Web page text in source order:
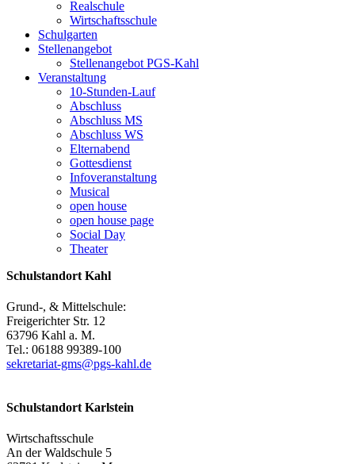
Realschule
Wirtschaftsschule
Schulgarten
Stellenangebot
Stellenangebot PGS-Kahl
Veranstaltung
10-Stunden-Lauf
Abschluss
Abschluss MS
Abschluss WS
Elternabend
Gottesdienst
Infoveranstaltung
Musical
open house
open house page
Social Day
Theater
Schulstandort Kahl
Grund-, & Mittelschule:
Freigerichter Str. 12
63796 Kahl a. M.
Tel.: 06188 99389-100
sekretariat-gms@pgs-kahl.de
Schulstandort Karlstein
Wirtschaftsschule
An der Waldschule 5